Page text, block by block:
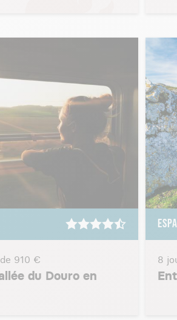
910 €
du Douro en
8